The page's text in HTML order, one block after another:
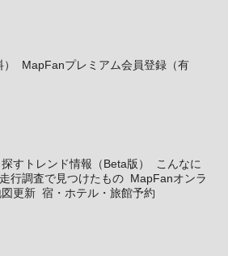
MapFanプレミアム会員登録（有
すトレンド情報（Beta版）
こんなに
行調査で見つけたもの MapFanオンラ
更新 宿・ホテル・旅館予約